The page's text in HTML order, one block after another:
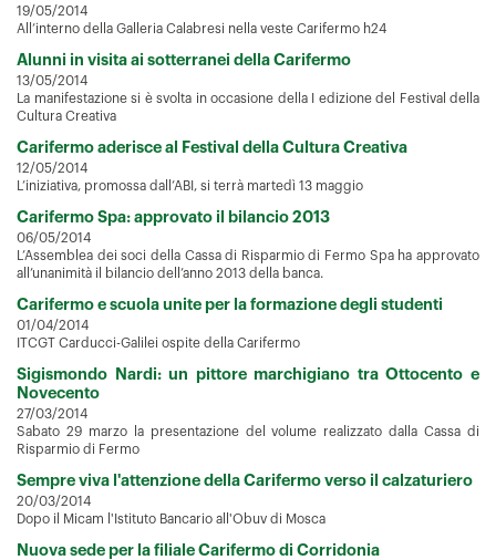
19/05/2014
All’interno della Galleria Calabresi nella veste Carifermo h24
Alunni in visita ai sotterranei della Carifermo
13/05/2014
La manifestazione si è svolta in occasione della I edizione del Festival della
Cultura Creativa
Carifermo aderisce al Festival della Cultura Creativa
12/05/2014
L’iniziativa, promossa dall’ABI, si terrà martedì 13 maggio
Carifermo Spa: approvato il bilancio 2013
06/05/2014
L’Assemblea dei soci della Cassa di Risparmio di Fermo Spa ha approvato
all’unanimità il bilancio dell’anno 2013 della banca.
Carifermo e scuola unite per la formazione degli studenti
01/04/2014
ITCGT Carducci-Galilei ospite della Carifermo
Sigismondo Nardi: un pittore marchigiano tra Ottocento e
Novecento
27/03/2014
Sabato 29 marzo la presentazione del volume realizzato dalla Cassa di
Risparmio di Fermo
Sempre viva l'attenzione della Carifermo verso il calzaturiero
20/03/2014
Dopo il Micam l'Istituto Bancario all'Obuv di Mosca
Nuova sede per la filiale Carifermo di Corridonia